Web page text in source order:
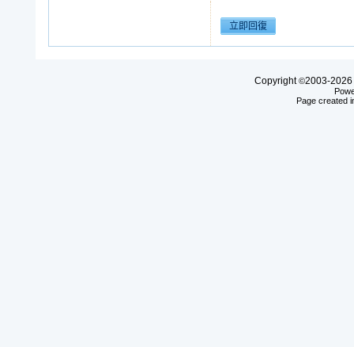
Copyright©2003-2026
Page created